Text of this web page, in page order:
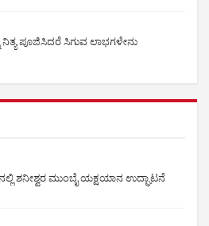
ನಿತ್ಯ ಪೂಜಿಸಿದರೆ ಸಿಗುವ ಲಾಭಗಳೇನು
ಶನೀಶ್ವರ ಮುಂಬೈ ಯಕ್ಷಯಾನ ಉದ್ಘಾಟನೆ